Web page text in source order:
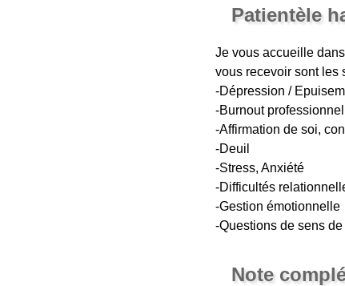
Patientèle
Je vous accueille
vous recevoir sont les
-Dépression /
-Burnout professionnel
-Affirmation de soi,
-Deuil
-Stress, Anxiété
-Difficultés
-Gestion émotionnelle
-Questions de sens
Note